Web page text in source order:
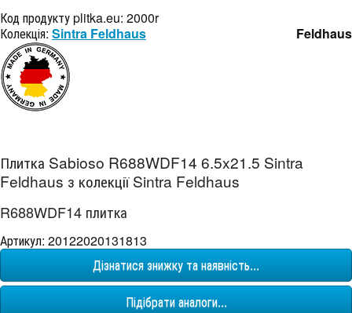
Код продукту plitka.eu: 2000r
Колекція: Sintra Feldhaus Feldhaus
Плитка Sabioso R688WDF14 6.5x21.5 Sintra
Feldhaus з колекції Sintra Feldhaus
R688WDF14 плитка
Артикул: 20122020131813
Дізнатися знижку та наявність...
Підібрати аналоги...